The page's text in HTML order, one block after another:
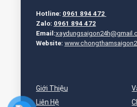
Hotline: 0961 894 472
Zalo: 0961 894 472
Email:
Website:
Giới Thiệu
Liên Hệ